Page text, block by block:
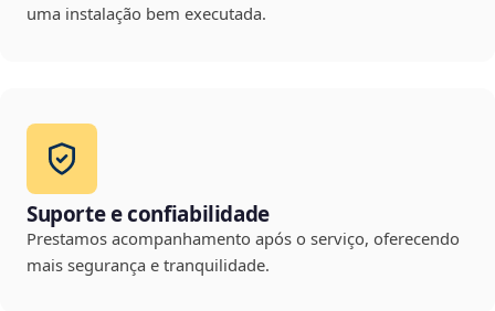
uma instalação bem executada.
Suporte e confiabilidade
Prestamos acompanhamento após o serviço, oferecendo
mais segurança e tranquilidade.